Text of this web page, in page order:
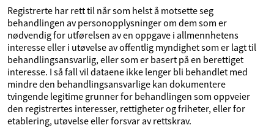
Registrerte har rett til når som helst å motsette seg
behandlingen av personopplysninger om dem som er
nødvendig for utførelsen av en oppgave i allmennhetens
interesse eller i utøvelse av offentlig myndighet som er lagt til
behandlingsansvarlig, eller som er basert på en berettiget
interesse. I så fall vil dataene ikke lenger bli behandlet med
mindre den behandlingsansvarlige kan dokumentere
tvingende legitime grunner for behandlingen som oppveier
den registrertes interesser, rettigheter og friheter, eller for
etablering, utøvelse eller forsvar av rettskrav.